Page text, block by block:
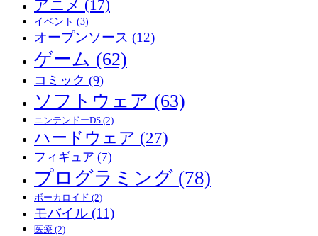
アニメ (17)
イベント (3)
オープンソース (12)
ゲーム (62)
コミック (9)
ソフトウェア (63)
ニンテンドーDS (2)
ハードウェア (27)
フィギュア (7)
プログラミング (78)
ボーカロイド (2)
モバイル (11)
医療 (2)